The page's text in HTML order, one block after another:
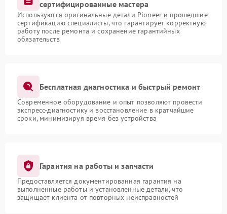
сертифицированные мастера
Используются оригинальные детали Pioneer и прошедшие
сертификацию специалисты, что гарантирует корректную
работу после ремонта и сохранение гарантийных
обязательств
Бесплатная диагностика и быстрый ремонт
Современное оборудование и опыт позволяют провести
экспресс-диагностику и восстановление в кратчайшие
сроки, минимизируя время без устройства
Гарантия на работы и запчасти
Предоставляется документированная гарантия на
выполненные работы и установленные детали, что
защищает клиента от повторных неисправностей